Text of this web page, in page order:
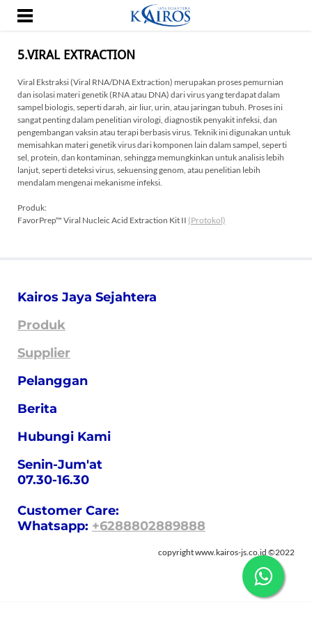
BERANDA
PRODUK
SUPLIER
HUBUNGI KAMI
KARIR
SUPPORT
CUSTOMER ZONE
5.VIRAL EXTRACTION
Viral Ekstraksi (Viral RNA/DNA Extraction) merupakan proses pemurnian
dan isolasi materi genetik (RNA atau DNA) dari virus yang terdapat dalam
sampel biologis, seperti darah, air liur, urin, atau jaringan tubuh. Proses ini
sangat penting dalam penelitian virologi, diagnostik penyakit infeksi, dan
pengembangan vaksin atau terapi berbasis virus. Teknik ini digunakan untuk
memisahkan materi genetik virus dari komponen lain dalam sampel, seperti
sel, protein, dan kontaminan, sehingga memungkinkan untuk analisis lebih
lanjut, seperti deteksi virus, sekuensing genom, atau penelitian lebih
mendalam mengenai mekanisme infeksi.
Produk:
FavorPrep™ Viral Nucleic Acid Extraction Kit II (Protokol)
Kairos Jaya Sejahtera
Produk
Supplier
Pelanggan
Berita
Hubungi Kami
Senin-Jum'at
07.30-16.30
Customer Care:
Whatsapp: +6288802889888
copyright www.kairos-js.co.id ©2022